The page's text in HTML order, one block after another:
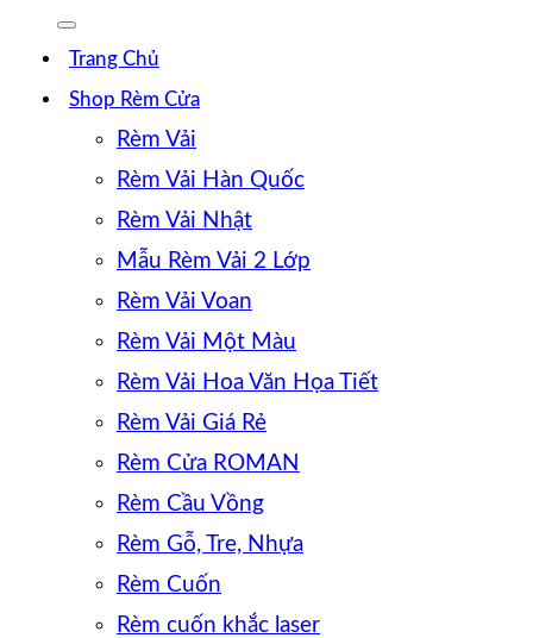
Trang Chủ
Shop Rèm Cửa
Rèm Vải
Rèm Vải Hàn Quốc
Rèm Vải Nhật
Mẫu Rèm Vải 2 Lớp
Rèm Vải Voan
Rèm Vải Một Màu
Rèm Vải Hoa Văn Họa Tiết
Rèm Vải Giá Rẻ
Rèm Cửa ROMAN
Rèm Cầu Vồng
Rèm Gỗ, Tre, Nhựa
Rèm Cuốn
Rèm cuốn khắc laser